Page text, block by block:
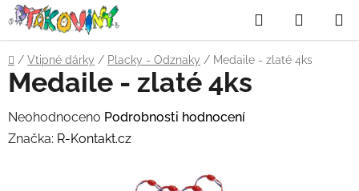
Přejít
na
obsah
Hledat
KOŠÍK
Domů
/ Vtipné dárky / Placky - Odznaky / Medaile - zlaté 4ks
Medaile - zlaté 4ks
Průměrné
hodnocení
Neohodnoceno Podrobnosti hodnocení
Značka: R-Kontakt.cz